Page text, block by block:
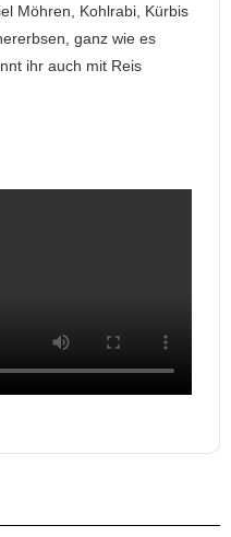
Möhren, Kohlrabi, Kürbis
ganz wie es
ihr auch mit Reis